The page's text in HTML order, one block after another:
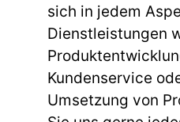
sich in jedem
Dienstleistungen
Kundenservice
Umsetzung von